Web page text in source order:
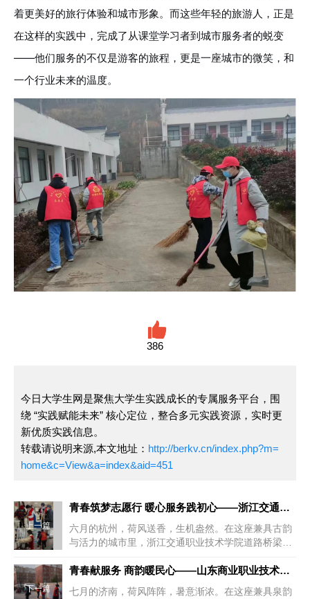
着更美好的旅行体验和城市形象。而这些年轻的旅游人，正是
在这样的实践中，完成了从课堂学习者到城市服务者的蜕变
——他们服务的不仅是游客的旅程，更是一座城市的微笑，和
一个行业未来的温度。
386
今日大学生网是聚焦大学生实践成长的专属服务平台，围
绕 “实践赋能未来” 核心定位，整合多元实践资源，实时更
新优质实践信息。
转载请说明来源,本文地址： http://berkv.cn/index.php?m=
home&c=View&a=index&aid=451
上一篇
青春筑梦志愿行 暖心服务践初心——浙江交通职业技术学院志愿者
六月的杭州，荷风送香，生机盎然。在这座兼具古韵
与活力的城市里，浙江交通职业技术学院道路桥梁工
下一篇
青春献服务 商韵暖民心——山东商业职业技术学院志愿者活动纪实
七月的济南，荷风阵阵，暑意渐浓。在这座兼具泉韵